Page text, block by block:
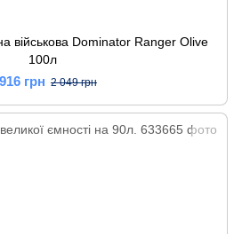
військова Dominator Ranger Olive
100л
грн 2 049 грн